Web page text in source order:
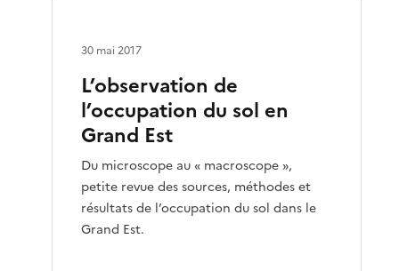
L’observation de
l’occupation du sol en
Grand Est
Du microscope au « macroscope »,
petite revue des sources, méthodes et
résultats de l’occupation du sol dans le
Grand Est.
30 mai 2017